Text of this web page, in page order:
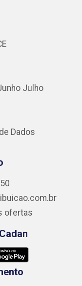
Julho
Dados
ofertas